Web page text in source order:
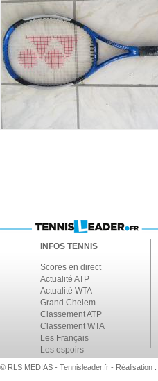
INFOS TENNIS
Scores en direct
Actualité ATP
Actualité WTA
Grand Chelem
Classement ATP
Classement WTA
Les Français
Les espoirs
© RLS MEDIAS - Tennisleader.fr - Réalisation :